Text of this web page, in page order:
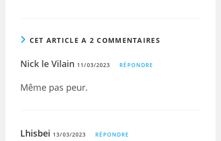
CET ARTICLE A 2 COMMENTAIRES
Nick le Vilain 11/03/2023 RÉPONDRE
Même pas peur.
Lhisbei 13/03/2023 RÉPONDRE